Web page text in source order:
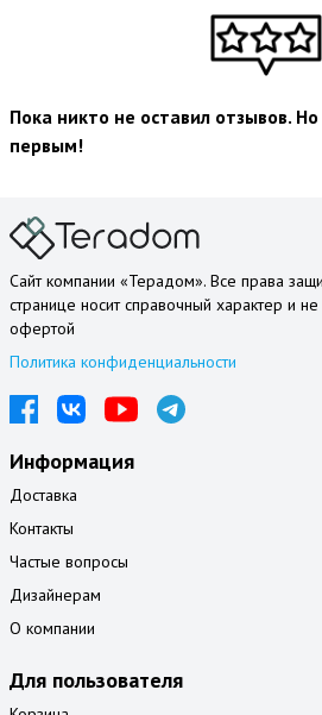
Пока никто не оставил отзывов.
первым!
Сайт компании «Терадом». Все права
странице носит справочный характер и
офертой
Политика конфиденциальности
Информация
Доставка
Контакты
Частые вопросы
Дизайнерам
О компании
Для пользователя